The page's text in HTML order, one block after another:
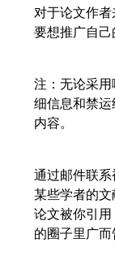
对于论文作者
要想推广自己
注：无论采
细信息和禁
内容。
通过邮件联
某些学者的
论文被你引
的圈子里广而